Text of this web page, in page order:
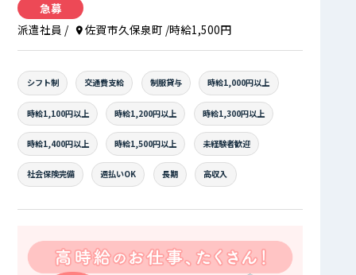
急募
派遣社員 / 佐賀市久保泉町 /時給1,500円
シフト制 交通費支給 制服貸与 時給1,000円以上
時給1,100円以上 時給1,200円以上 時給1,300円以上
時給1,400円以上 時給1,500円以上 未経験者歓迎
社会保険完備 週払いOK 長期 高収入